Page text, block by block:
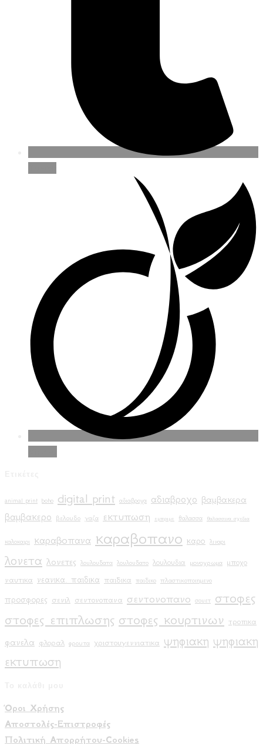
animal print boho digital print αδιαβροχα αδιαβροχο βαμβακερα
βαμβακερο βελουδο γαζα εκτυπωση εμπριμε θαλασσα θαλασσινα σχεδια
καλοκαιρι καραβοπανα καραβοπανο καρο λιναρι
λονετα λονετες λουλουδατα λουλουδατο λουλουδια μονοχρωμα μποχο
ναυτικα νεανικα. παιδικα παιδικα παιδικο πλαστικοποιημενο
προσφορες σενιλ σεντονοπανα σεντονοπανο σουετ
στοφες
στοφες επιπλωσης στοφες κουρτινων τροπικα
φανελα φλοραλ φρουτα χριστουγεννιατικα ψηφιακη ψηφιακη
εκτυπωση
Όροι Χρήσης
Αποστολές-Επιστροφές
Πολιτική Απορρήτου-Cookies